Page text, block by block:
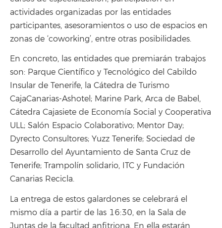
actividades organizadas por las entidades
participantes, asesoramientos o uso de espacios en
zonas de ‘coworking’, entre otras posibilidades.
En concreto, las entidades que premiarán trabajos
son: Parque Científico y Tecnológico del Cabildo
Insular de Tenerife, la Cátedra de Turismo
CajaCanarias-Ashotel; Marine Park, Arca de Babel,
Cátedra Cajasiete de Economía Social y Cooperativa
ULL; Salón Espacio Colaborativo; Mentor Day;
Dyrecto Consultores; Yuzz Tenerife; Sociedad de
Desarrollo del Ayuntamiento de Santa Cruz de
Tenerife; Trampolín solidario, ITC y Fundación
Canarias Recicla.
La entrega de estos galardones se celebrará el
mismo día a partir de las 16:30, en la Sala de
Juntas de la facultad anfitriona. En ella estarán